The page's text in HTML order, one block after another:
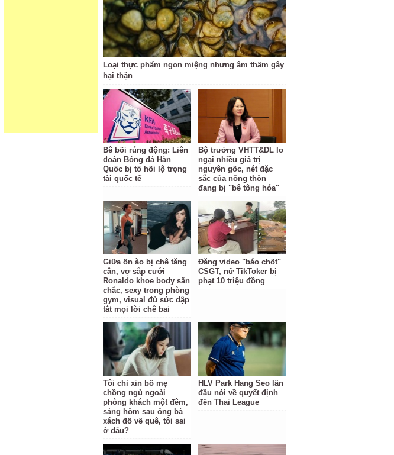
Loại thực phẩm ngon miệng nhưng âm thầm gây
hại thận
Bê bối rúng động: Liên
đoàn Bóng đá Hàn
Quốc bị tố hối lộ trọng
tài quốc tế
Bộ trưởng VHTT&DL lo
ngại nhiều giá trị
nguyên gốc, nét đặc
sắc của nông thôn
đang bị "bê tông hóa"
Giữa ồn ào bị chê tăng
cân, vợ sắp cưới
Ronaldo khoe body săn
chắc, sexy trong phòng
gym, visual đủ sức dập
tắt mọi lời chê bai
Đăng video "báo chốt"
CSGT, nữ TikToker bị
phạt 10 triệu đồng
Tôi chỉ xin bố mẹ
chồng ngủ ngoài
phòng khách một đêm,
sáng hôm sau ông bà
xách đồ về quê, tôi sai
ở đâu?
HLV Park Hang Seo lần
đầu nói về quyết định
đến Thai League